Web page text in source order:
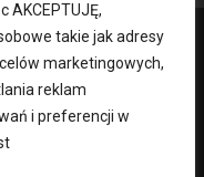
AKCEPTUJĘ,
takie jak adresy
marketingowych,
reklam
i preferencji w